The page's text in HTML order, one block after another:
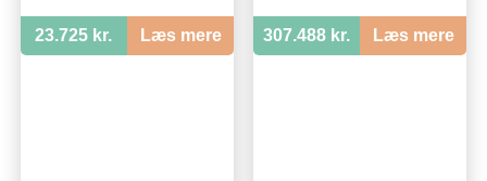
23.725 kr. Læs mere 307.488 kr. Læs mere